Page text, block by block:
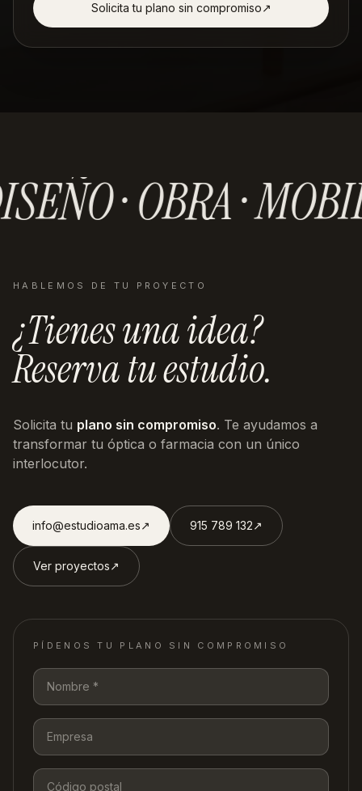
Solicita tu plano sin compromiso↗︎
· OBRA ·
HABLEMOS DE TU PROYECTO
¿Tienes una idea?
Reserva tu estudio.
Solicita tu plano sin compromiso. Te ayudamos a
transformar tu óptica o farmacia con un único
interlocutor.
info@estudioama.es↗︎ 915 789 132↗︎
Ver proyectos↗︎
PÍDENOS TU PLANO SIN COMPROMISO